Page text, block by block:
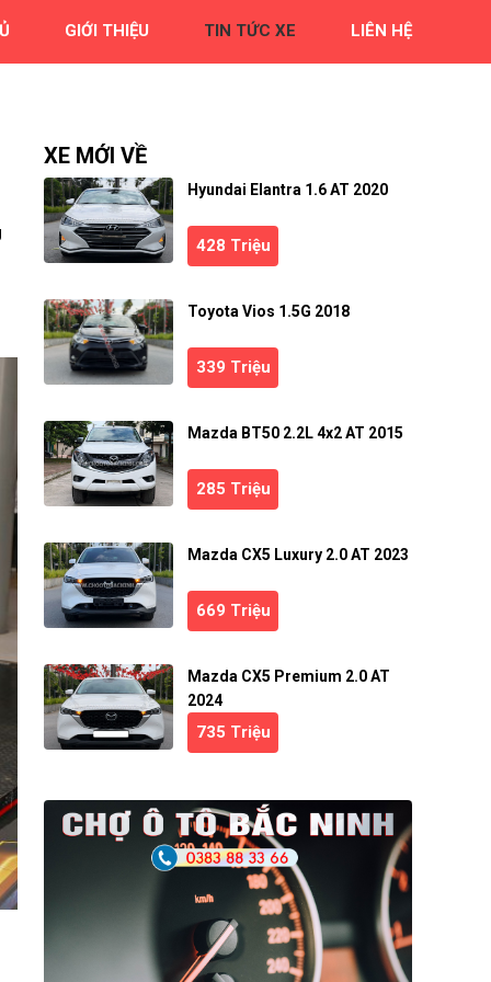
GIỚI THIỆU TIN TỨC XE LIÊN HỆ
XE MỚI VỀ
Hyundai Elantra 1.6 AT 2020
428 Triệu
Toyota Vios 1.5G 2018
339 Triệu
Mazda BT50 2.2L 4x2 AT 2015
285 Triệu
Mazda CX5 Luxury 2.0 AT 2023
669 Triệu
Mazda CX5 Premium 2.0 AT
2024
735 Triệu